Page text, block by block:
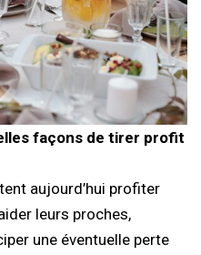
façons de tirer profit
aujourd’hui profiter
leurs proches,
une éventuelle perte